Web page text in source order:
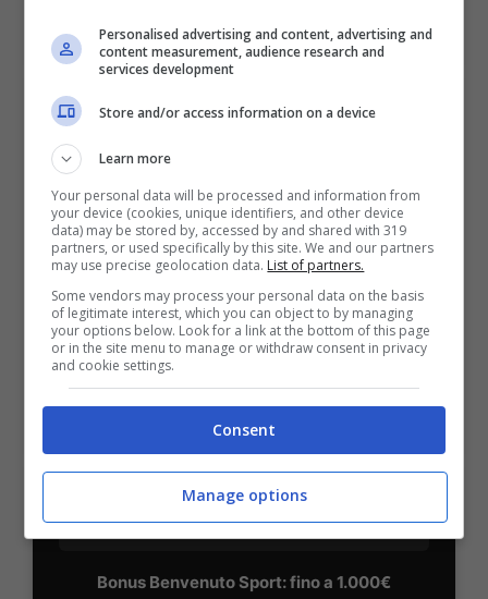
Mostra Informazioni
Fino a 2050€ bonus scommesse e sport
Per i nuovi utenti della piattaforma: 100% fino a 50€ in
Bonus Scommesse + 100% fino a 2000€ in Bonus
2050€
Mostra Informazioni
SNAI
Bonus Benvenuto Sport: fino a 1.000€
Personalised advertising and content, advertising and
content measurement, audience research and
services development
Store and/or access information on a device
Learn more
Your personal data will be processed and information from
your device (cookies, unique identifiers, and other device
data) may be stored by, accessed by and shared with 319
partners, or used specifically by this site. We and our partners
may use precise geolocation data. List of partners.
Some vendors may process your personal data on the basis
of legitimate interest, which you can object to by managing
your options below. Look for a link at the bottom of this page
or in the site menu to manage or withdraw consent in privacy
and cookie settings.
Consent
Manage options